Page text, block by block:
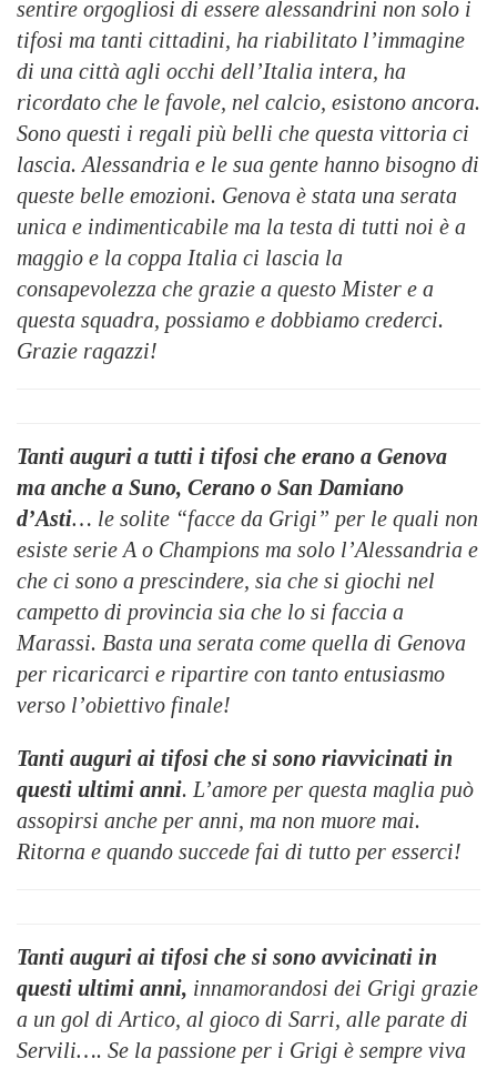
sentire orgogliosi di essere alessandrini non solo i
tifosi ma tanti cittadini, ha riabilitato l’immagine
di una città agli occhi dell’Italia intera, ha
ricordato che le favole, nel calcio, esistono ancora.
Sono questi i regali più belli che questa vittoria ci
lascia. Alessandria e le sua gente hanno bisogno di
queste belle emozioni. Genova è stata una serata
unica e indimenticabile ma la testa di tutti noi è a
maggio e la coppa Italia ci lascia la
consapevolezza che grazie a questo Mister e a
questa squadra, possiamo e dobbiamo crederci.
Grazie ragazzi!
Tanti auguri a tutti i tifosi che erano a Genova
ma anche a Suno, Cerano o San Damiano
d’Asti… le solite “facce da Grigi” per le quali non
esiste serie A o Champions ma solo l’Alessandria e
che ci sono a prescindere, sia che si giochi nel
campetto di provincia sia che lo si faccia a
Marassi. Basta una serata come quella di Genova
per ricaricarci e ripartire con tanto entusiasmo
verso l’obiettivo finale!
Tanti auguri ai tifosi che si sono riavvicinati in
questi ultimi anni. L’amore per questa maglia può
assopirsi anche per anni, ma non muore mai.
Ritorna e quando succede fai di tutto per esserci!
Tanti auguri ai tifosi che si sono avvicinati in
questi ultimi anni, innamorandosi dei Grigi grazie
a un gol di Artico, al gioco di Sarri, alle parate di
Servili…. Se la passione per i Grigi è sempre viva